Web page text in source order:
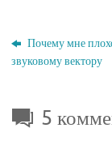
Почему мне
звуковому вектору
5